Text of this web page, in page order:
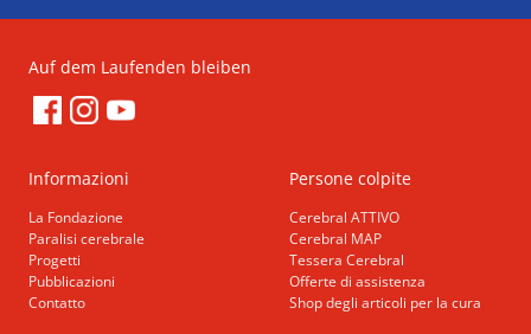
Auf dem Laufenden bleiben
Informazioni
La Fondazione
Paralisi cerebrale
Progetti
Pubblicazioni
Contatto
Persone colpite
Cerebral ATTIVO
Cerebral MAP
Tessera Cerebral
Offerte di assistenza
Shop degli articoli per la cura